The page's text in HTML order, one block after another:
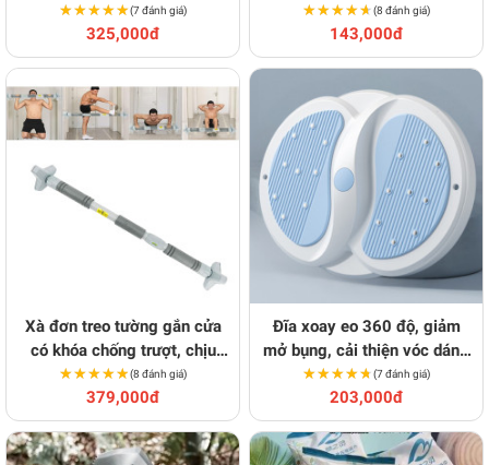
dục tại nhà
★★★★★
★★★★★(7 đánh giá)
325,000đ
★★★★★
★★★★★(8 đánh giá)
143,000đ
Xà đơn treo tường gắn cửa
có khóa chống trượt, chịu
lực tốt
★★★★★
★★★★★(8 đánh giá)
379,000đ
Đĩa xoay eo 360 độ, giảm
mở bụng, cải thiện vóc dáng
hiệu quả
★★★★★
★★★★★(7 đánh giá)
203,000đ